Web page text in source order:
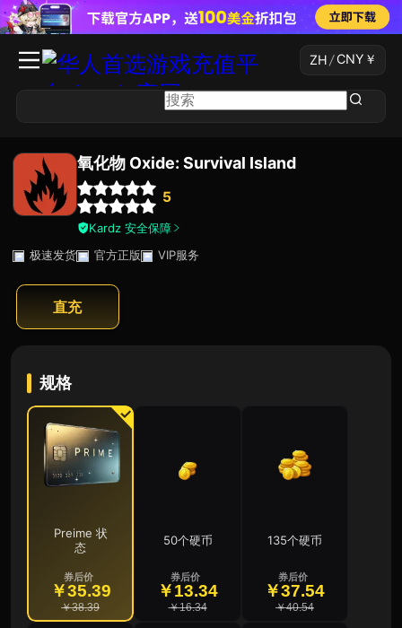
ZH/ CNY ￥
氧化物 Oxide: Survival Island
5
Kardz 安全保障
极速发货
官方正版 VIP服务
直充
规格
Preime 状
态
券后价
￥35.39
￥38.39
50个硬币
券后价
￥13.34
￥16.34
135个硬币
券后价
￥37.54
￥40.54